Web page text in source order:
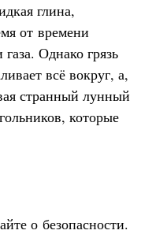
глина,
от времени
Однако грязь
всё вокруг, а,
странный лунный
которые
о безопасности.